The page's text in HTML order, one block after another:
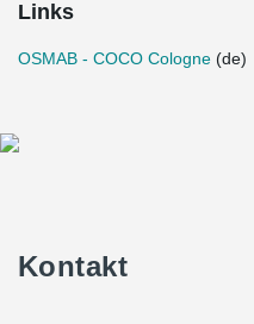
Links
OSMAB - COCO Cologne (de)
Kontakt